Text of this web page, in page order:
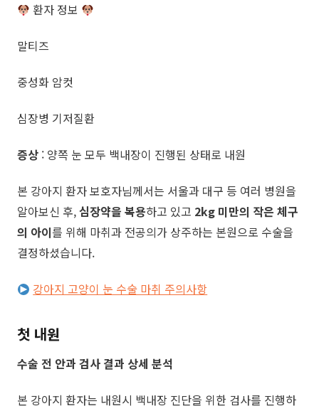
환자 정보
​말티즈
중성화 암컷
심장병 기저질환
증상 : 양쪽 눈 모두 백내장이 진행된 상태로 내원
본 강아지 환자 보호자님께서는 서울과 대구 등 여러 병원을
알아보신 후,심장약을 복용하고 있고 2kg 미만의 작은 체구
의 아이를 위해 마취과 전공의가 상주하는 본원으로 수술을
결정하셨습니다.
강아지 고양이 눈 수술 마취 주의사항
첫 내원
수술 전 안과 검사 결과 상세 분석
본 강아지 환자는 내원시 백내장 진단을 위한 검사를 진행하